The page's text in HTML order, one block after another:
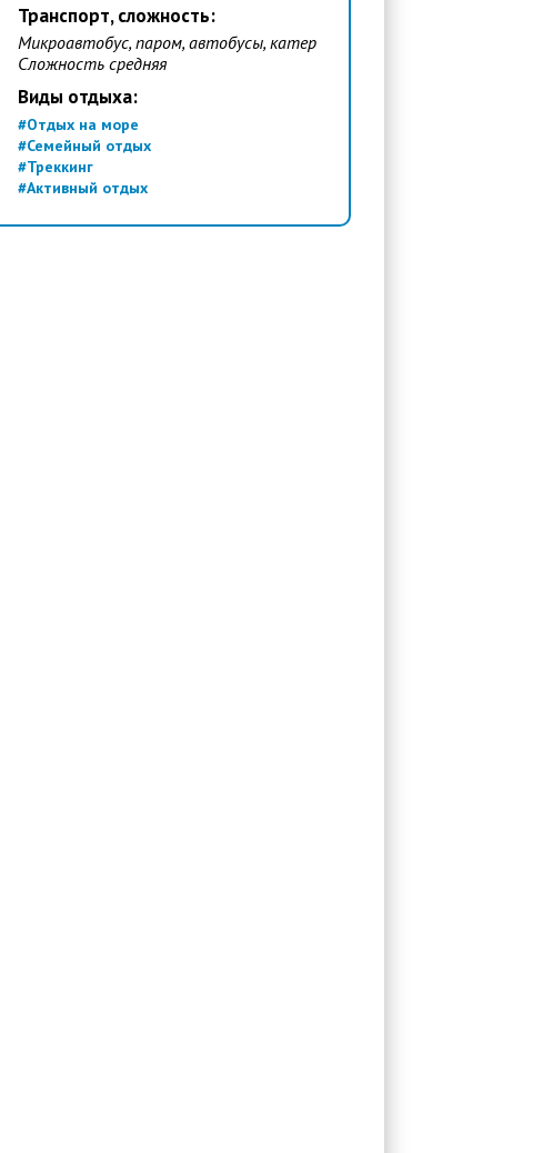
Транспорт, сложность:
Микроавтобус, паром, автобусы, катер
Сложность средняя
Виды отдыха:
#Отдых на море
#Семейный отдых
#Треккинг
#Активный отдых